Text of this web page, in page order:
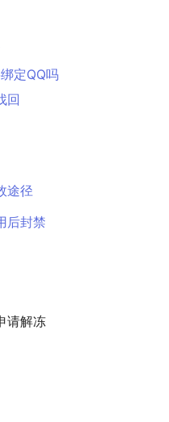
定QQ吗
回
途径
后封禁
请解冻